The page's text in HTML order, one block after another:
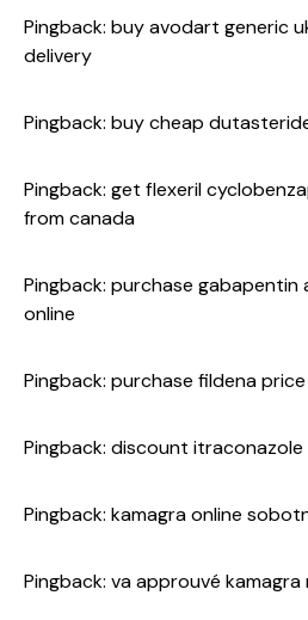
Pingback: buy avodart generic
delivery
Pingback: buy cheap
Pingback: get flexeril
from canada
Pingback: purchase gabapentin
online
Pingback: purchase fildena
Pingback: discount itraconazole
Pingback: kamagra online
Pingback: va approuvé kamagra